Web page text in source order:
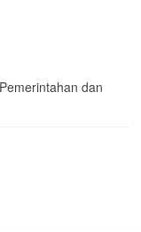
dan